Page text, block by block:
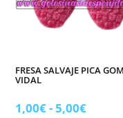
FRESA SALVAJE PICA
VIDAL
1,00€-5,00€Rango